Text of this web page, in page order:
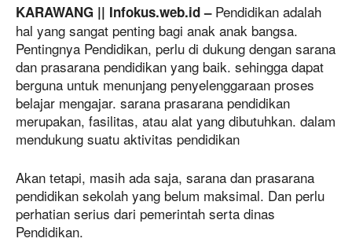
KARAWANG || Infokus.web.id –Pendidikan adalah
hal yang sangat penting bagi anak anak bangsa.
Pentingnya Pendidikan, perlu di dukung dengan sarana
dan prasarana pendidikan yang baik. sehingga dapat
berguna untuk menunjang penyelenggaraan proses
belajar mengajar. sarana prasarana pendidikan
merupakan, fasilitas, atau alat yang dibutuhkan. dalam
mendukung suatu aktivitas pendidikan
Akan tetapi, masih ada saja, sarana dan prasarana
pendidikan sekolah yang belum maksimal. Dan perlu
perhatian serius dari pemerintah serta dinas
Pendidikan.